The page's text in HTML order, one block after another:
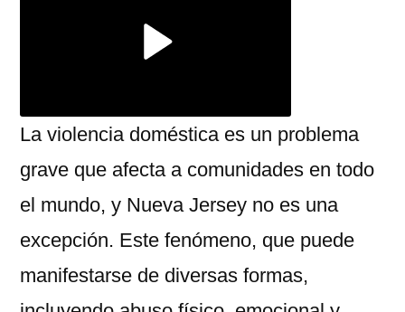
La violencia doméstica es un problema
grave que afecta a comunidades en todo
el mundo, y Nueva Jersey no es una
excepción. Este fenómeno, que puede
manifestarse de diversas formas,